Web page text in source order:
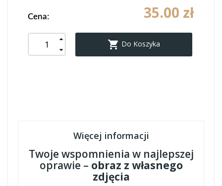
Cena: 35.00 zł
 Do Koszyka
Więcej informacji
Twoje wspomnienia w najlepszej
oprawie – obraz z własnego
zdjęcia